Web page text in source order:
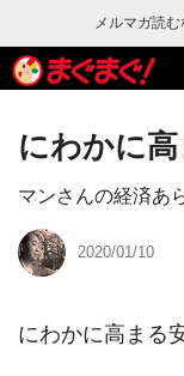
メルマガ読
にわかに
マンさんの経済あ
2020/01/10
にわかに高まる